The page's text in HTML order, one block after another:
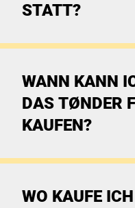
STATT?
WANN KANN
DAS TØNDER
KAUFEN?
WO KAUFE